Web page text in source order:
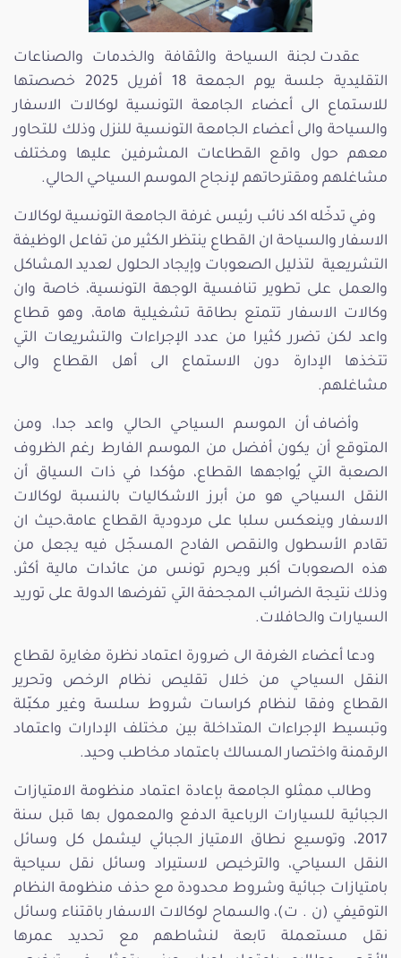
عقدت لجنة السياحة والثقافة والخدمات والصناعات
التقليدية جلسة يوم الجمعة 18 أفريل 2025 خصصتها
للاستماع الى أعضاء الجامعة التونسية لوكالات الاسفار
والسياحة والى أعضاء الجامعة التونسية للنزل وذلك للتحاور
معهم حول واقع القطاعات المشرفين عليها ومختلف
مشاغلهم ومقترحاتهم لإنجاح الموسم السياحي الحالي.
وفي تدخّله اكد نائب رئيس غرفة الجامعة التونسية لوكالات
الاسفار والسياحة ان القطاع ينتظر الكثير من تفاعل الوظيفة
التشريعية لتذليل الصعوبات وإيجاد الحلول لعديد المشاكل
والعمل على تطوير تنافسية الوجهة التونسية، خاصة وان
وكالات الاسفار تتمتع بطاقة تشغيلية هامة، وهو قطاع
واعد لكن تضرر كثيرا من عدد الإجراءات والتشريعات التي
تتخذها الإدارة دون الاستماع الى أهل القطاع والى
مشاغلهم.
وأضاف أن الموسم السياحي الحالي واعد جدا، ومن
المتوقع أن يكون أفضل من الموسم الفارط رغم الظروف
الصعبة التي يُواجهها القطاع، مؤكدا في ذات السياق أن
النقل السياحي هو من أبرز الاشكاليات بالنسبة لوكالات
الاسفار وينعكس سلبا على مردودية القطاع عامة،حيث ان
تقادم الأسطول والنقص الفادح المسجّل فيه يجعل من
هذه الصعوبات أكبر ويحرم تونس من عائدات مالية أكثر،
وذلك نتيجة الضرائب المجحفة التي تفرضها الدولة على توريد
السيارات والحافلات.
ودعا أعضاء الغرفة الى ضرورة اعتماد نظرة مغايرة لقطاع
النقل السياحي من خلال تقليص نظام الرخص وتحرير
القطاع وفقا لنظام كراسات شروط سلسة وغير مكبّلة
وتبسيط الإجراءات المتداخلة بين مختلف الإدارات واعتماد
الرقمنة واختصار المسالك باعتماد مخاطب وحيد.
وطالب ممثلو الجامعة بإعادة اعتماد منظومة الامتيازات
الجبائية للسيارات الرباعية الدفع والمعمول بها قبل سنة
2017، وتوسيع نطاق الامتياز الجبائي ليشمل كل وسائل
النقل السياحي، والترخيص لاستيراد وسائل نقل سياحية
بامتيازات جبائية وشروط محدودة مع حذف منظومة النظام
التوقيفي (ن . ت)، والسماح لوكالات الاسفار باقتناء وسائل
نقل مستعملة تابعة لنشاطهم مع تحديد عمرها